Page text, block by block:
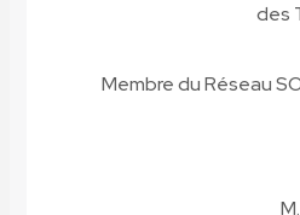
des
Membre du Réseau